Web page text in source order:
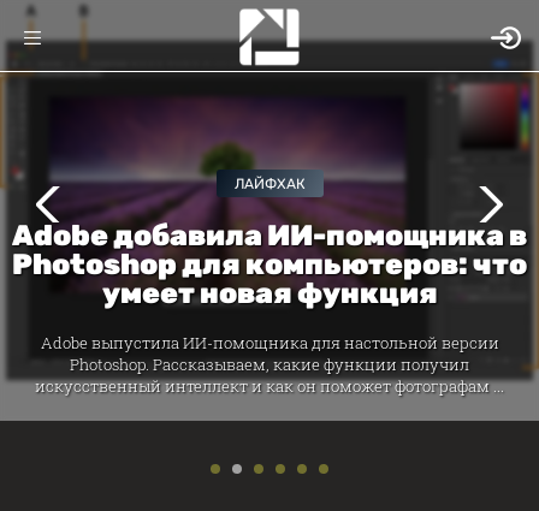
ЛАЙФХАК
Adobe добавила ИИ-помощника в
Photoshop для компьютеров: что
умеет новая функция
Adobe выпустила ИИ-помощника для настольной версии
Photoshop. Рассказываем, какие функции получил
искусственный интеллект и как он поможет фотографам ...